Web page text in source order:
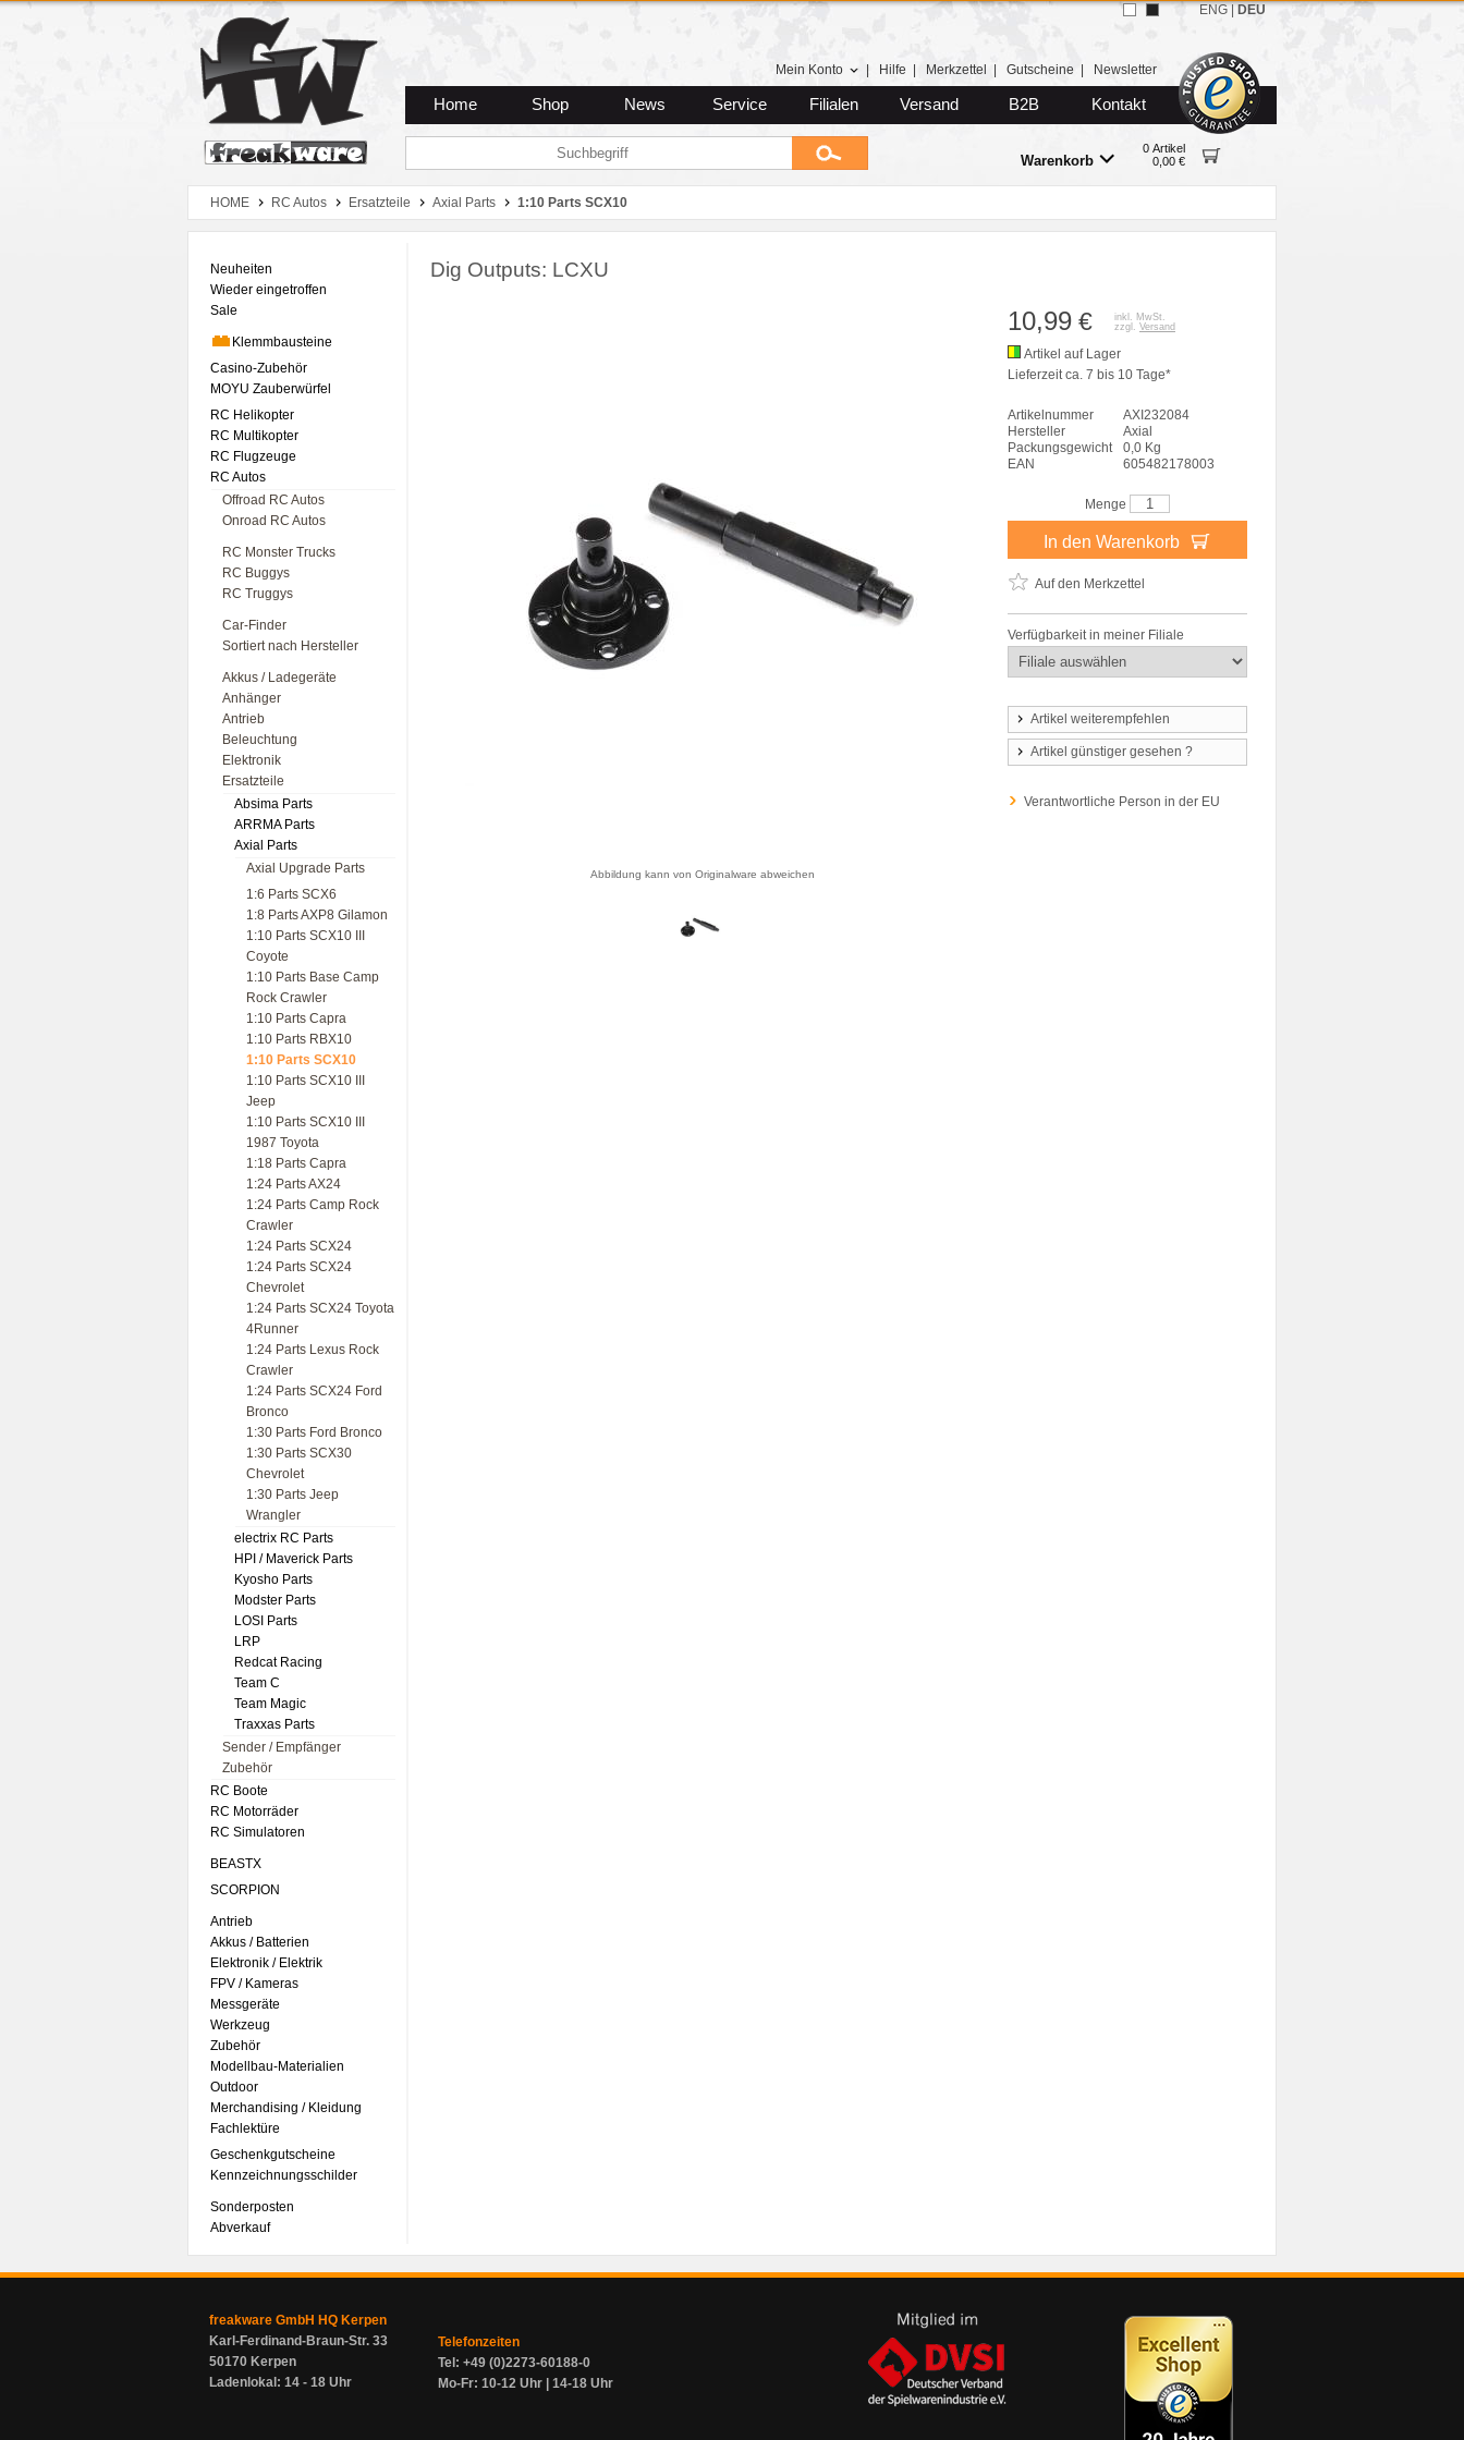
Zum Hauptmenue
Zum Seiteninhalt
Zum Warenkob
Mein Konto Hilfe Merkzettel Gutscheine Newsletter
Home Shop News Service Filialen Versand B2B Kontakt
Warenkorb
0 Artikel
0,00 €
ENG DEU
HOME RC Autos Ersatzteile Axial Parts 1:10 Parts SCX10
Neuheiten
Wieder eingetroffen
Sale
Klemmbausteine
Casino-Zubehör
MOYU Zauberwürfel
RC Helikopter
RC Multikopter
RC Flugzeuge
RC Autos
Offroad RC Autos
Onroad RC Autos
RC Monster Trucks
RC Buggys
RC Truggys
Car-Finder
Sortiert nach Hersteller
Akkus / Ladegeräte
Anhänger
Antrieb
Beleuchtung
Elektronik
Ersatzteile
Absima Parts
ARRMA Parts
Axial Parts
Axial Upgrade Parts
1:6 Parts SCX6
1:8 Parts AXP8 Gilamon
1:10 Parts SCX10 III
Coyote
1:10 Parts Base Camp
Rock Crawler
1:10 Parts Capra
1:10 Parts RBX10
1:10 Parts SCX10
1:10 Parts SCX10 III
Jeep
1:10 Parts SCX10 III
1987 Toyota
1:18 Parts Capra
1:24 Parts AX24
1:24 Parts Camp Rock
Crawler
1:24 Parts SCX24
1:24 Parts SCX24
Chevrolet
1:24 Parts SCX24 Toyota
4Runner
1:24 Parts Lexus Rock
Crawler
1:24 Parts SCX24 Ford
Bronco
1:30 Parts Ford Bronco
1:30 Parts SCX30
Chevrolet
1:30 Parts Jeep
Wrangler
electrix RC Parts
HPI / Maverick Parts
Kyosho Parts
Modster Parts
LOSI Parts
LRP
Redcat Racing
Team C
Team Magic
Traxxas Parts
Sender / Empfänger
Zubehör
RC Boote
RC Motorräder
RC Simulatoren
BEASTX
SCORPION
Antrieb
Akkus / Batterien
Elektronik / Elektrik
FPV / Kameras
Messgeräte
Werkzeug
Zubehör
Modellbau-Materialien
Outdoor
Merchandising / Kleidung
Fachlektüre
Geschenkgutscheine
Kennzeichnungsschilder
Sonderposten
Abverkauf
Dig Outputs: LCXU
Abbildung kann von Originalware abweichen
10,99 €
inkl. MwSt.
zzgl. Versand
Artikel auf Lager
Lieferzeit ca. 7 bis 10 Tage*
Artikelnummer
AXI232084
Hersteller
Axial
Packungsgewicht
0,0 Kg
EAN
605482178003
Menge
In den Warenkorb
Auf den Merkzettel
Verfügbarkeit in meiner Filiale
Artikel weiterempfehlen
Artikel günstiger gesehen ?
Verantwortliche Person in der EU
freakware GmbH HQ Kerpen
Karl-Ferdinand-Braun-Str. 33
50170 Kerpen
Ladenlokal: 14 - 18 Uhr
Telefonzeiten
Tel: +49 (0)2273-60188-0
Mo-Fr: 10-12 Uhr | 14-18 Uhr